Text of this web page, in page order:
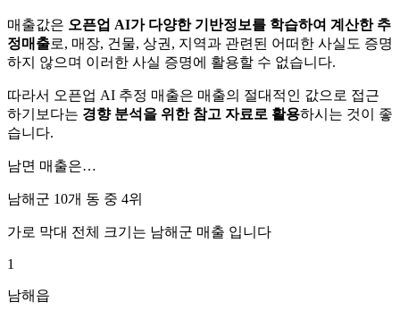
매출값은 오픈업 AI가 다양한 기반정보를 학습하여 계산한 추
정매출로, 매장, 건물, 상권, 지역과 관련된 어떠한 사실도 증명
하지 않으며 이러한 사실 증명에 활용할 수 없습니다.
따라서 오픈업 AI 추정 매출은 매출의 절대적인 값으로 접근
하기보다는 경향 분석을 위한 참고 자료로 활용하시는 것이 좋
습니다.
남면 매출은…
남해군 10개 동 중 4위
가로 막대 전체 크기는 남해군 매출 입니다
1
남해읍